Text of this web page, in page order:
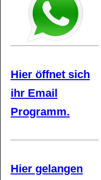
Hier öffnet sich
ihr Email
Programm.
Hier gelangen